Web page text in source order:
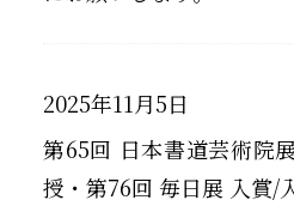
2025年11月5日
第65回 日本書道芸術院
授・第76回 毎日展 入賞/